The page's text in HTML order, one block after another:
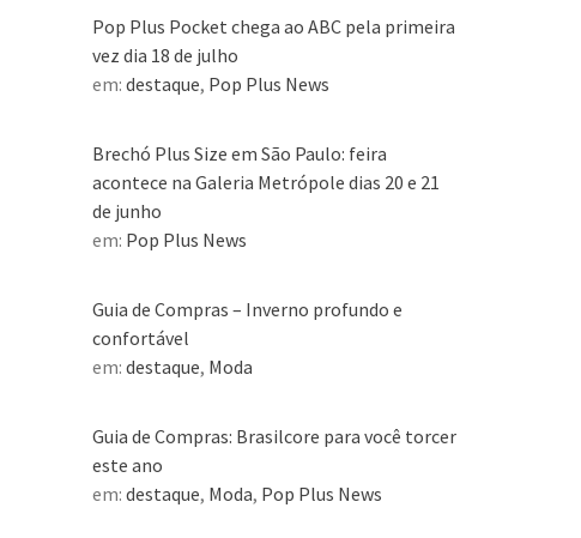
Pop Plus Pocket chega ao ABC pela primeira
vez dia 18 de julho
em: destaque, Pop Plus News
Brechó Plus Size em São Paulo: feira
acontece na Galeria Metrópole dias 20 e 21
de junho
em: Pop Plus News
Guia de Compras – Inverno profundo e
confortável
em: destaque, Moda
Guia de Compras: Brasilcore para você torcer
este ano
em: destaque, Moda, Pop Plus News